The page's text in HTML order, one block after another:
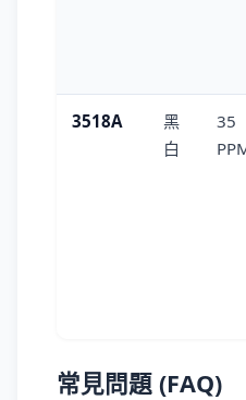
3518A
黑
白
35
常見問題 (FAQ)